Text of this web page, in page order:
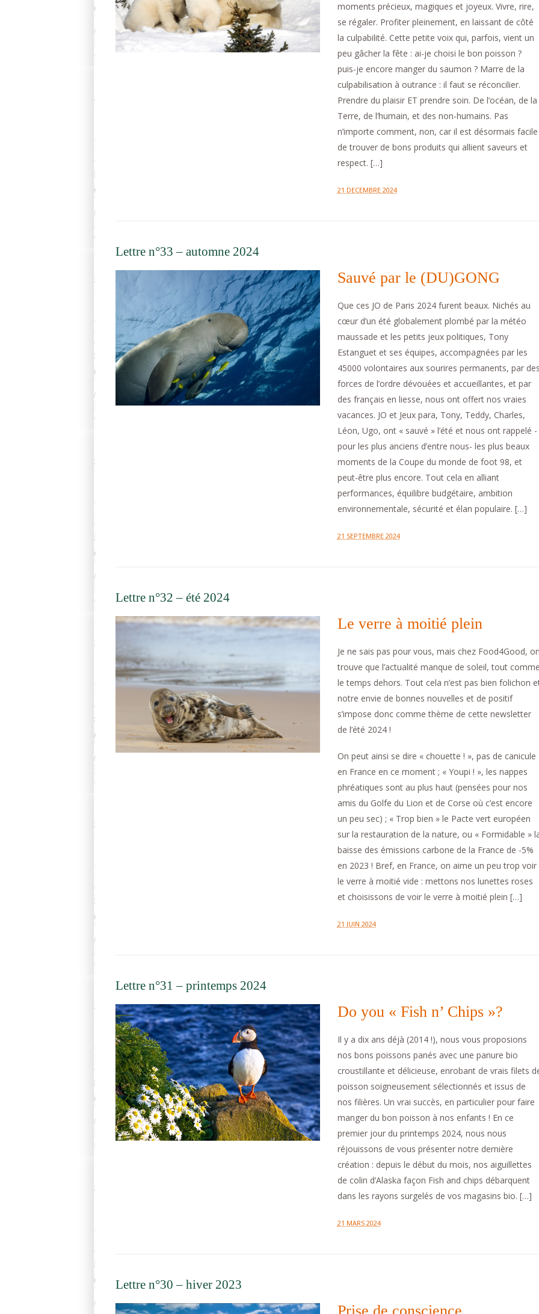
moments précieux, magiques et joyeux. Vivre, rire,
se régaler. Profiter pleinement, en laissant de côté
la culpabilité. Cette petite voix qui, parfois, vient un
peu gâcher la fête : ai-je choisi le bon poisson ?
puis-je encore manger du saumon ? Marre de la
culpabilisation à outrance : il faut se réconcilier.
Prendre du plaisir ET prendre soin. De l’océan, de la
Terre, de l’humain, et des non-humains. Pas
n’importe comment, non, car il est désormais facile
de trouver de bons produits qui allient saveurs et
respect. […]
21 DECEMBRE 2024
Lettre n°33 – automne 2024
Sauvé par le (DU)GONG
Que ces JO de Paris 2024 furent beaux. Nichés au
cœur d’un été globalement plombé par la météo
maussade et les petits jeux politiques, Tony
Estanguet et ses équipes, accompagnées par les
45000 volontaires aux sourires permanents, par
forces de l’ordre dévouées et accueillantes, et par
des français en liesse, nous ont offert nos vraies
vacances. JO et Jeux para, Tony, Teddy, Charles,
Léon, Ugo, ont « sauvé » l’été et nous ont rappelé -
pour les plus anciens d’entre nous- les plus beaux
moments de la Coupe du monde de foot 98, et
peut-être plus encore. Tout cela en alliant
performances, équilibre budgétaire, ambition
environnementale, sécurité et élan populaire. […]
21 SEPTEMBRE 2024
Lettre n°32 – été 2024
Le verre à moitié plein
Je ne sais pas pour vous, mais chez Food4Good,
trouve que l’actualité manque de soleil, tout
le temps dehors. Tout cela n’est pas bien folichon
notre envie de bonnes nouvelles et de positif
s’impose donc comme thème de cette newsletter
de l’été 2024 !
On peut ainsi se dire « chouette ! », pas de canicule
en France en ce moment ; « Youpi ! », les nappes
phréatiques sont au plus haut (pensées pour nos
amis du Golfe du Lion et de Corse où c’est encore
un peu sec) ; « Trop bien » le Pacte vert européen
sur la restauration de la nature, ou « Formidable »
baisse des émissions carbone de la France de -5%
en 2023 ! Bref, en France, on aime un peu trop voir
le verre à moitié vide : mettons nos lunettes roses
et choisissons de voir le verre à moitié plein […]
21 JUIN 2024
Lettre n°31 – printemps 2024
Do you « Fish n’ Chips »?
Il y a dix ans déjà (2014 !), nous vous proposions
nos bons poissons panés avec une panure bio
croustillante et délicieuse, enrobant de vrais filets
poisson soigneusement sélectionnés et issus de
nos filières. Un vrai succès, en particulier pour faire
manger du bon poisson à nos enfants ! En ce
premier jour du printemps 2024, nous nous
réjouissons de vous présenter notre dernière
création : depuis le début du mois, nos aiguillettes
de colin d’Alaska façon Fish and chips débarquent
dans les rayons surgelés de vos magasins bio. […]
21 MARS 2024
Lettre n°30 – hiver 2023